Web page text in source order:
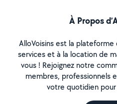
À Propos
AlloVoisins est la
services et à la location de
vous ! Rejoignez notre
membres, professionnels
votre quotidien